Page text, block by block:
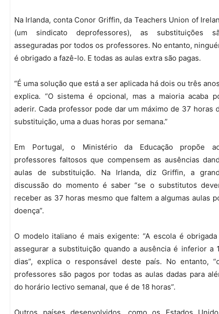
Na Irlanda, conta Conor Griffin, da Teachers Union of
(um sindicato deprofessores), as substituições
asseguradas por todos os professores. No entanto,
é obrigado a fazê-lo. E todas as aulas extra são pagas.
“É uma solução que está a ser aplicada há dois ou três
explica. “O sistema é opcional, mas a maioria acaba
aderir. Cada professor pode dar um máximo de 37 horas
substituição, uma a duas horas por semana.”
Em Portugal, o Ministério da Educação propõe
professores faltosos que compensem as ausências
aulas de substituição. Na Irlanda, diz Griffin, a
discussão do momento é saber “se o substitutos
receber as 37 horas mesmo que faltem a algumas aulas
doença”.
O modelo italiano é mais exigente: “A escola é
assegurar a substituição quando a ausência é inferior a
dias”, explica o responsável deste país. No entanto,
professores são pagos por todas as aulas dadas para
do horário lectivo semanal, que é de 18 horas”.